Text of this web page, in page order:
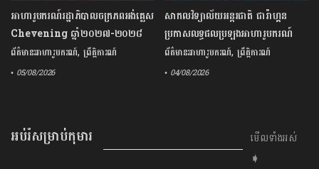
អាហារូបករណ៍​រដ្ឋាភិបាល​ចក្រភព​អង់គ្លេស​
​Chevening​ ​ឆ្នាំ​២០២៧​-​២០២៨​ ​
បើក​ទទួល​ពាក្យ​ផ្លូវការ​
ព័ត៌មានអាហារូបករណ៍,ព្រឹត្តិការណ៍
• 05/08/2026
សាកលវិទ្យាល័យ​អន្តរជាតិ ​ផារ៉ាហ្គន ​
ប្រកាស​លទ្ធផល​ប្រឡង​អាហារូបករណ៍​
ប្រចាំ​ឆ្នាំ​២០២៦​
ព័ត៌មានអាហារូបករណ៍,ព្រឹត្តិការណ៍
• 04/08/2026
អប់រំសម្រាប់កុមារ
មើលទាំងអស់
➧